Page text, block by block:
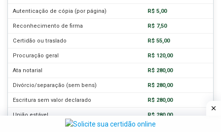
Autenticação de cópia (por página) R$ 5,00
Reconhecimento de firma R$ 7,50
Certidão ou traslado R$ 55,00
Procuração geral R$ 120,00
Ata notarial R$ 280,00
Divórcio/separação (sem bens) R$ 280,00
Escritura sem valor declarado R$ 280,00
União estável R$ 280,00